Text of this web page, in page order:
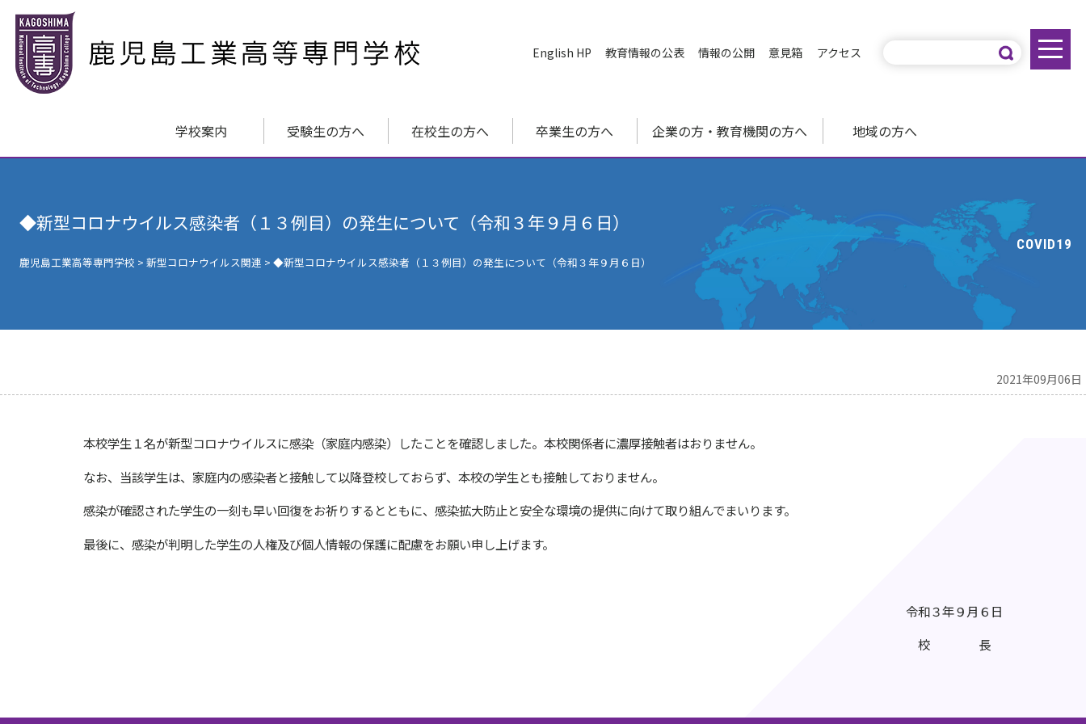
English HP 教育情報の公表 情報の公開 意見箱 アクセス
学校案内 受験生の方へ 在校生の方へ 卒業生の方へ 企業の方・教育機関の方へ 地域の方へ
◆新型コロナウイルス感染者（１３例目）の発生について（令和３年９月６日）
COVID19
鹿児島工業高等専門学校 >新型コロナウイルス関連 >◆新型コロナウイルス感染者（１３例目）の発生について（令和３年９月６日）
2021年09月06日
本校学生１名が新型コロナウイルスに感染（家庭内感染）したことを確認しました。本校関係者に濃厚接触者はおりません。
なお、当該学生は、家庭内の感染者と接触して以降登校しておらず、本校の学生とも接触しておりません。
感染が確認された学生の一刻も早い回復をお祈りするとともに、感染拡大防止と安全な環境の提供に向けて取り組んでまいります。
最後に、感染が判明した学生の人権及び個人情報の保護に配慮をお願い申し上げます。
令和３年９月６日
校 長